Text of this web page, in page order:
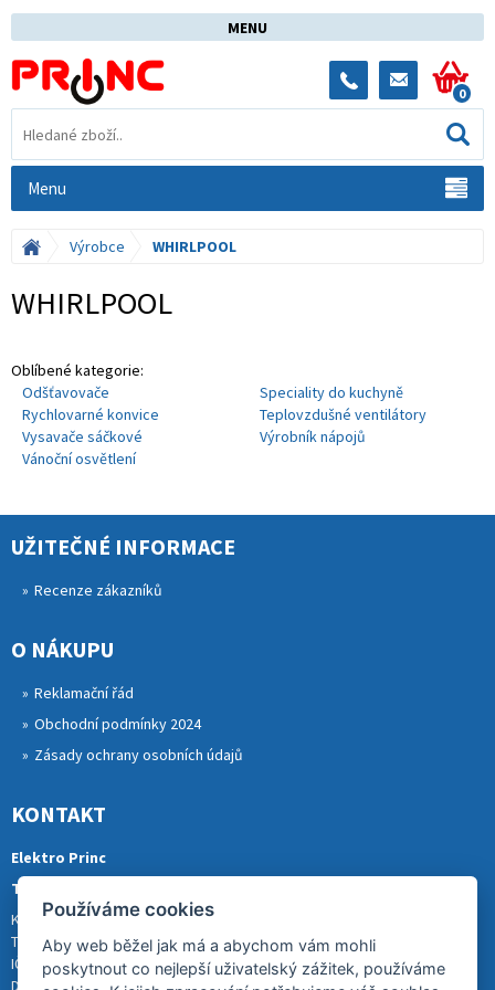
MENU
0
Menu
Výrobce WHIRLPOOL
WHIRLPOOL
Oblíbené kategorie:
Odšťavovače
Speciality do kuchyně
Rychlovarné konvice
Teplovzdušné ventilátory
Vysavače sáčkové
Výrobník nápojů
Vánoční osvětlení
UŽITEČNÉ INFORMACE
Recenze zákazníků
O NÁKUPU
Reklamační řád
Obchodní podmínky 2024
Zásady ochrany osobních údajů
KONTAKT
Elektro Princ
Tomáš Princ
Krkonošská 290, 46841 TANVALD
Tel.: 773 880 988
IČ: 01153731
DIČ: CZ8007202522
Používáme cookies
Aby web běžel jak má a abychom vám mohli
poskytnout co nejlepší uživatelský zážitek, používáme